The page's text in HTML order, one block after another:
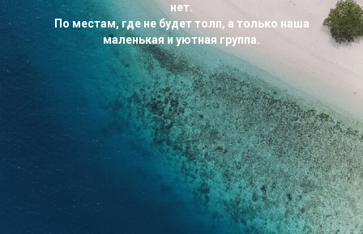
нет.
По местам, где не будет толп, а только наша
маленькая и уютная группа.